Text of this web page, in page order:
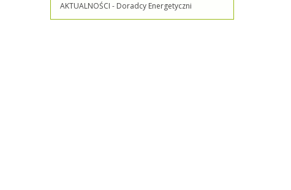
AKTUALNOŚCI - Doradcy Energetyczni